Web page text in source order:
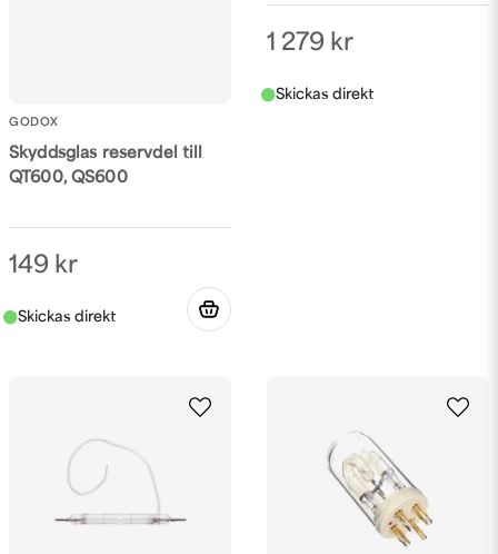
GODOX
Skyddsglas reservdel till
QT600, QS600
149 kr
1 279 kr